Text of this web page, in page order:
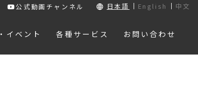
公式動画チャンネル 日本語 English 中文
イベント 各種サービス お問い合わせ